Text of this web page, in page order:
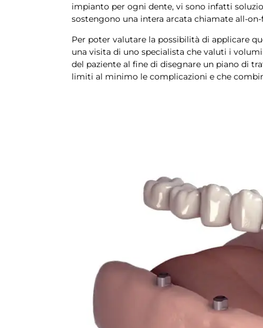
impianto per ogni dente, vi sono infatti
sostengono una intera arcata chiamate all-
Per poter valutare la possibilità di applicare
una visita di uno specialista che valuti i
del paziente al fine di disegnare un piano di
limiti al minimo le complicazioni e che